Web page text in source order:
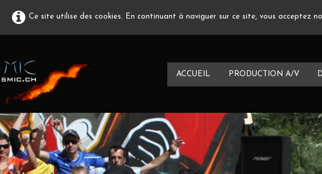
Ce site utilise des cookies. En continuant à naviguer sur ce site, vous acceptez
ACCUEIL PRODUCTION A/V